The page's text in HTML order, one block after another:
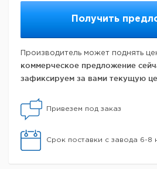
Получить
Производитель может поднять
коммерческое предложение
зафиксируем за вами текущую
Привезем под заказ
Срок поставки с завода 6-8